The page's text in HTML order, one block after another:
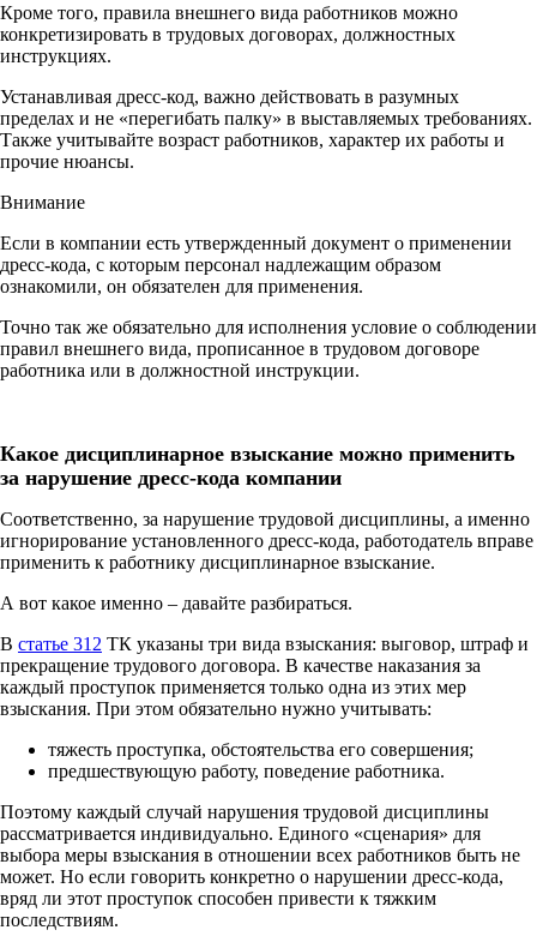
Кроме того, правила внешнего вида работников можно
конкретизировать в трудовых договорах, должностных
инструкциях.
Устанавливая дресс-код, важно действовать в разумных
пределах и не «перегибать палку» в выставляемых требованиях.
Также учитывайте возраст работников, характер их работы и
прочие нюансы.
Внимание
Если в компании есть утвержденный документ о применении
дресс-кода, с которым персонал надлежащим образом
ознакомили, он обязателен для применения.
Точно так же обязательно для исполнения условие о соблюдении
правил внешнего вида, прописанное в трудовом договоре
работника или в должностной инструкции.
Какое дисциплинарное взыскание можно применить
за нарушение дресс-кода компании
Соответственно, за нарушение трудовой дисциплины, а именно
игнорирование установленного дресс-кода, работодатель вправе
применить к работнику дисциплинарное взыскание.
А вот какое именно – давайте разбираться.
В статье 312 ТК указаны три вида взыскания: выговор, штраф и
прекращение трудового договора. В качестве наказания за
каждый проступок применяется только одна из этих мер
взыскания. При этом обязательно нужно учитывать:
тяжесть проступка, обстоятельства его совершения;
предшествующую работу, поведение работника.
Поэтому каждый случай нарушения трудовой дисциплины
рассматривается индивидуально. Единого «сценария» для
выбора меры взыскания в отношении всех работников быть не
может. Но если говорить конкретно о нарушении дресс-кода,
вряд ли этот проступок способен привести к тяжким
последствиям.